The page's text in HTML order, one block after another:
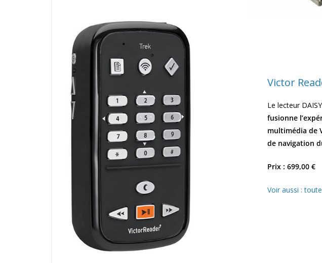
Victor
Le lecteur
fusionne
multimédia de
de navigation
Prix : 699,00 €
Voir aussi :